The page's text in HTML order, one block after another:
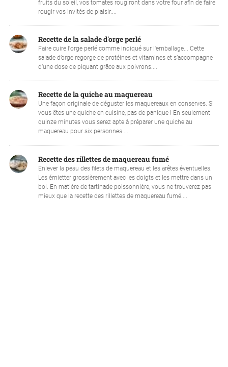
fruits du soleil, vos tomates rougiront dans votre four afin de faire
rougir vos invités de plaisir....
Recette de la salade d'orge perlé
Faire cuire l'orge perlé comme indiqué sur l'emballage... Cette
salade d’orge regorge de protéines et vitamines et s’accompagne
d’une dose de piquant grâce aux poivrons....
Recette de la quiche au maquereau
Une façon originale de déguster les maquereaux en conserves. Si
vous êtes une quiche en cuisine, pas de panique ! En seulement
quinze minutes vous serez apte à préparer une quiche au
maquereau pour six personnes....
Recette des rillettes de maquereau fumé
Enlever la peau des filets de maquereau et les arêtes éventuelles.
Les émietter grossièrement avec les doigts et les mettre dans un
bol. En matière de tartinade poissonnière, vous ne trouverez pas
mieux que la recette des rillettes de maquereau fumé....